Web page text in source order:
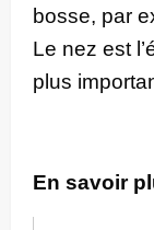
bosse, par
Le nez est
plus
En savoir